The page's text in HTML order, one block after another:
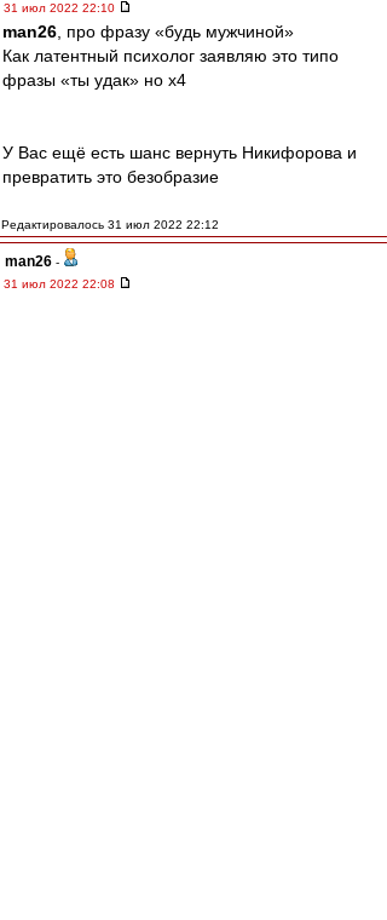
31 июл 2022 22:10
man26 , про фразу «будь мужчиной»
Как латентный психолог заявляю это типо
фразы «ты удак» но х4
У Вас ещё есть шанс вернуть Никифорова и
превратить это безобразие
Редактировалось 31 июл 2022 22:12
man26 -
31 июл 2022 22:08